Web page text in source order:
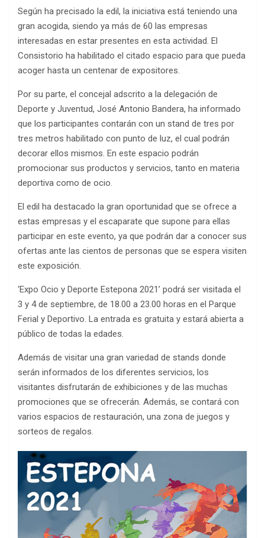
Según ha precisado la edil, la iniciativa está teniendo una
gran acogida, siendo ya más de 60 las empresas
interesadas en estar presentes en esta actividad. El
Consistorio ha habilitado el citado espacio para que pueda
acoger hasta un centenar de expositores.
Por su parte, el concejal adscrito a la delegación de
Deporte y Juventud, José Antonio Bandera, ha informado
que los participantes contarán con un stand de tres por
tres metros habilitado con punto de luz, el cual podrán
decorar ellos mismos. En este espacio podrán
promocionar sus productos y servicios, tanto en materia
deportiva como de ocio.
El edil ha destacado la gran oportunidad que se ofrece a
estas empresas y el escaparate que supone para ellas
participar en este evento, ya que podrán dar a conocer sus
ofertas ante las cientos de personas que se espera visiten
este exposición.
‘Expo Ocio y Deporte Estepona 2021’ podrá ser visitada el
3 y 4 de septiembre, de 18.00 a 23.00 horas en el Parque
Ferial y Deportivo. La entrada es gratuita y estará abierta a
público de todas la edades.
Además de visitar una gran variedad de stands donde
serán informados de los diferentes servicios, los
visitantes disfrutarán de exhibiciones y de las muchas
promociones que se ofrecerán. Además, se contará con
varios espacios de restauración, una zona de juegos y
sorteos de regalos.